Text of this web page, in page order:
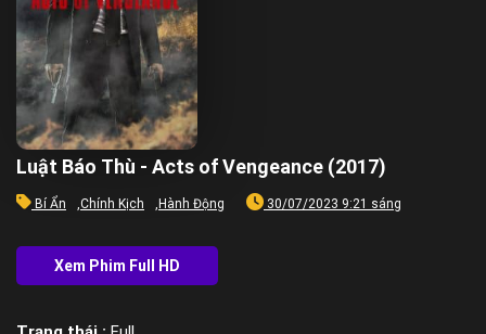
Luật Báo Thù - Acts of Vengeance (2017)
Bí Ẩn ,Chính Kịch , Hành Động 30/07/2023 9:21 sáng